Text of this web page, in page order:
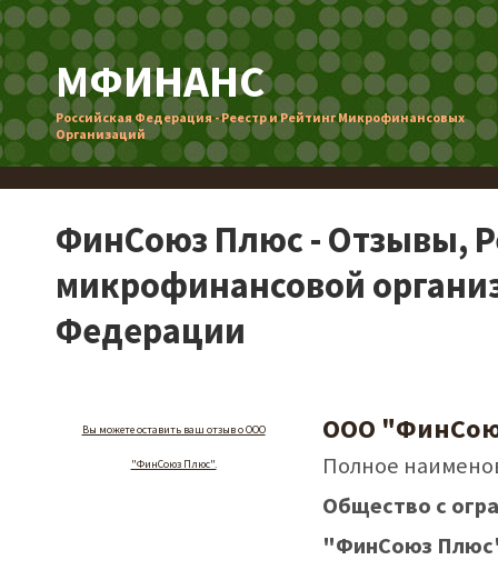
МФИНАНС
Российская Федерация - Реестр и Рейтинг Микрофинансовых
Организаций
ФинСоюз Плюс - Отзывы,
микрофинансовой
Федерации
Вы можете оставить ваш отзыв о ООО
"ФинСоюз Плюс".
ООО
Полное
Общество с
"ФинСоюз